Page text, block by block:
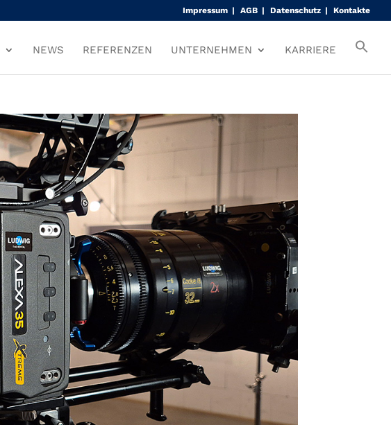
Impressum AGB Datenschutz Kontakte
NEWS REFERENZEN UNTERNEHMEN KARRIERE